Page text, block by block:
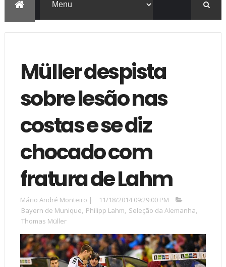
Müller despista
sobre lesão nas
costas e se diz
chocado com
fratura de Lahm
Mário André Monteiro |
11/18/2014 09:29:00 PM
Bayern de Munique, Philipp Lahm, Seleção da Alemanha,
Thomas Müller